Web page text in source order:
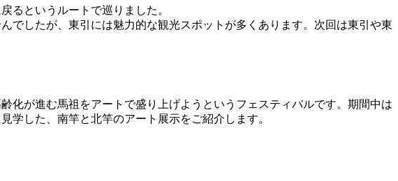
るというルートで巡りました。
でしたが、東引には魅力的な観光スポットが多くあります。次回は東引や東
化が進む馬祖をアートで盛り上げようというフェスティバルです。期間中は
学した、南竿と北竿のアート展示をご紹介します。